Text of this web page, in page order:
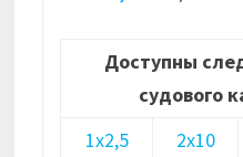
Доступны
судового
1х2,5
2х10